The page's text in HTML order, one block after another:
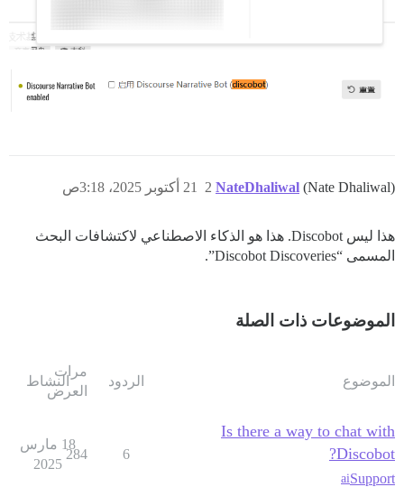
NateDhaliwal (Nate Dhaliwal) 21 أكتوبر 2025، 3:18ص 2
هذا ليس Discobot. هذا هو الذكاء الاصطناعي لاكتشافات البحث
المسمى “Discobot Discoveries”.
الموضوعات ذات الصلة
الموضوع الردود
مرات
العرض
النشاط
Is there a way to chat with
Discobot?
Support
ai
6
284
18 مارس
2025